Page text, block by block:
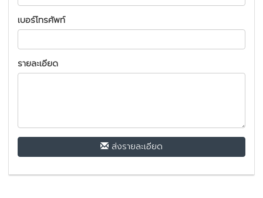
เบอร์โทรศัพท์
รายละเอียด
ส่งรายละเอียด